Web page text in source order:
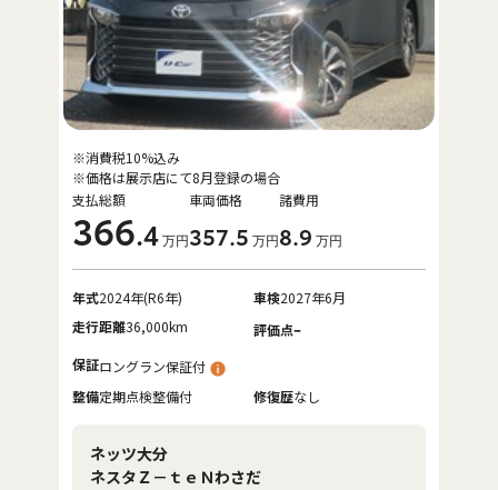
支払総額
366.4 万円
車両価格
357.5 万円
諸費用
8.9 万円
※消費税10%込み
※価格は展示店にて8月登録の場合
年式2024年(R6年) 車検2027年6月
走行距離36,000km 評価点-
保証ロングラン保証付
整備定期点検整備付 修復歴なし
ネッツ大分
ネスタＺ－ｔｅＮわさだ